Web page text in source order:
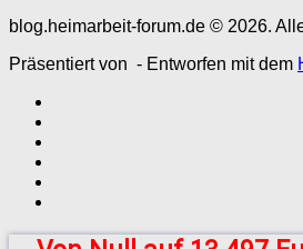
blog.heimarbeit-forum.de © 2026.
Präsentiert von - Entworfen mit dem